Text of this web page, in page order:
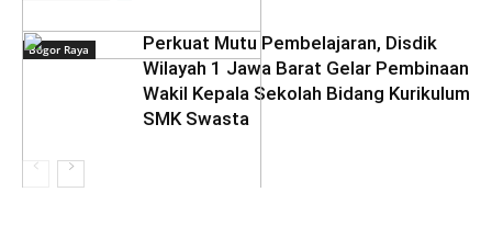
Bogor Raya
Perkuat Mutu Pembelajaran, Disdik
Wilayah 1 Jawa Barat Gelar Pembinaan
Wakil Kepala Sekolah Bidang Kurikulum
SMK Swasta